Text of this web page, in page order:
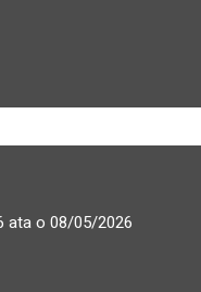
ata o 08/05/2026